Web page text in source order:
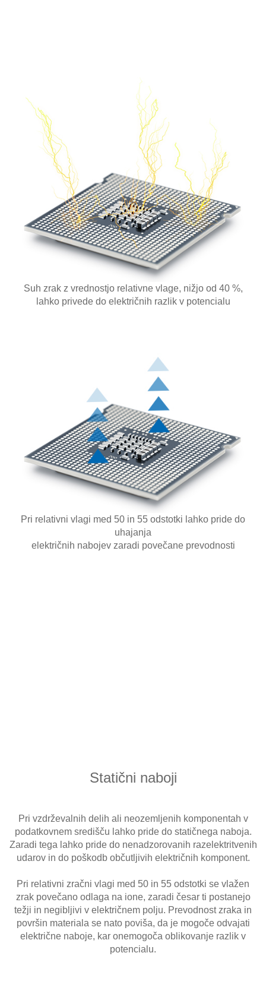
Suh zrak z vrednostjo relativne vlage, nižjo od 40 %,
lahko privede do električnih razlik v potencialu
Pri relativni vlagi med 50 in 55 odstotki lahko pride do
uhajanja
električnih nabojev zaradi povečane prevodnosti
Statični naboji
Pri vzdrževalnih delih ali neozemljenih komponentah v
podatkovnem središču lahko pride do statičnega naboja.
Zaradi tega lahko pride do nenadzorovanih razelektritvenih
udarov in do poškodb občutljivih električnih komponent.
Pri relativni zračni vlagi med 50 in 55 odstotki se vlažen
zrak povečano odlaga na ione, zaradi česar ti postanejo
težji in negibljivi v električnem polju. Prevodnost zraka in
površin materiala se nato poviša, da je mogoče odvajati
električne naboje, kar onemogoča oblikovanje razlik v
potencialu.